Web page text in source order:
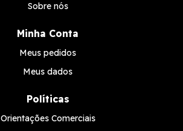
Sobre nós
Minha Conta
Meus pedidos
Meus dados
Políticas
Orientações Comerciais